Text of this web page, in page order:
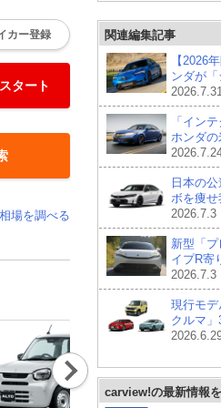
カー登録
タート
場を調べる
Nex
t
関連編集記事
【2026
ンダが
「イン
ホンダ
日本の
ボを痩
2026.7.3
新型「
イプR寄
2026.7.3
現行モデ
クルマ
carview!の最新情報